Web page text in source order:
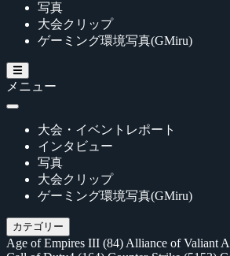
写真
大会クリップ
ゲーミング環境写真(GMiru)
メニュー
大会・イベントレポート
インタビュー
写真
大会クリップ
ゲーミング環境写真(GMiru)
カテゴリー
Age of Empires III (84) Alliance of Valiant